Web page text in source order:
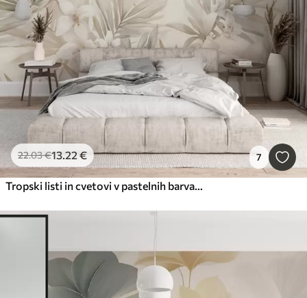
22.03€13.22 € 7
Tropski listi in cvetovi v pastelnih barvah s svetlo zeleno, kremasto in nežno rožnato